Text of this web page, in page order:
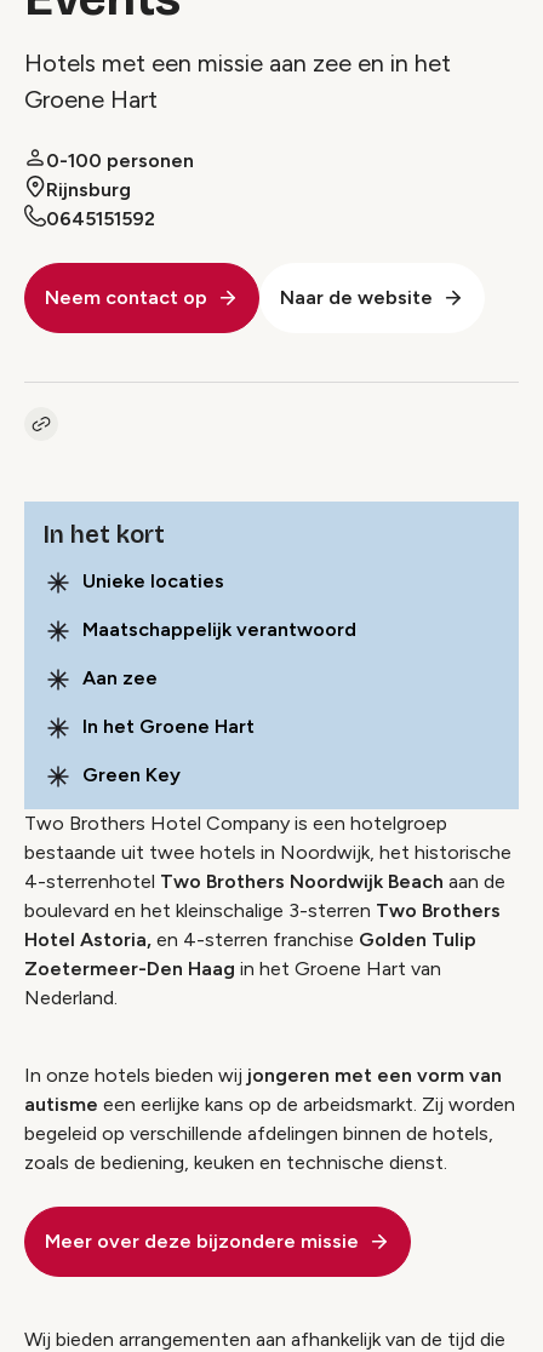
Hotels met een missie aan zee en in het
Groene Hart
0-100 personen
Rijnsburg
0645151592
Neem contact op Naar de website
Kopieer link naar pagina
In het kort
Unieke locaties
Maatschappelijk verantwoord
Aan zee
In het Groene Hart
Green Key
Two Brothers Hotel Company is een hotelgroep
bestaande uit twee hotels in Noordwijk, het historische
4-sterrenhotel Two Brothers Noordwijk Beach aan de
boulevard en het kleinschalige 3-sterren Two Brothers
Hotel Astoria, en 4-sterren franchise Golden Tulip
Zoetermeer-Den Haag in het Groene Hart van
Nederland.
In onze hotels bieden wij jongeren met een vorm van
autisme een eerlijke kans op de arbeidsmarkt. Zij worden
begeleid op verschillende afdelingen binnen de hotels,
zoals de bediening, keuken en technische dienst.
Meer over deze bijzondere missie
Wij bieden arrangementen aan afhankelijk van de tijd die